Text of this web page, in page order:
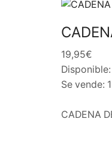
19,95€
Disponible:
Se vende:
CADENA